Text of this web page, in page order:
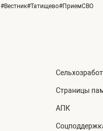
#Вестник#Татищево#ПриемСВО
Страницы
АПК